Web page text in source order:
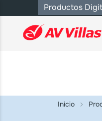
Saltar al contenido
Productos
Inicio